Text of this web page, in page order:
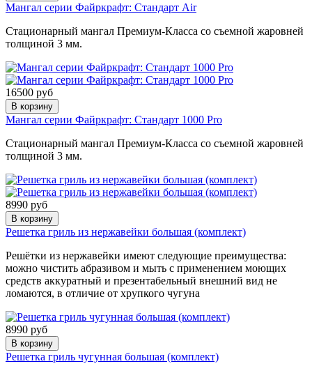
Мангал серии Файркрафт: Стандарт Air
Стационарный мангал Премиум-Класса со съемной жаровней
толщиной 3 мм.
16500 руб
В корзину
Мангал серии Файркрафт: Стандарт 1000 Pro
Стационарный мангал Премиум-Класса со съемной жаровней
толщиной 3 мм.
8990 руб
В корзину
Решетка гриль из нержавейки большая (комплект)
Решётки из нержавейки имеют следующие преимущества:
можно чистить абразивом и мыть с применением моющих
средств аккуратный и презентабельный внешний вид не
ломаются, в отличие от хрупкого чугуна
8990 руб
В корзину
Решетка гриль чугунная большая (комплект)